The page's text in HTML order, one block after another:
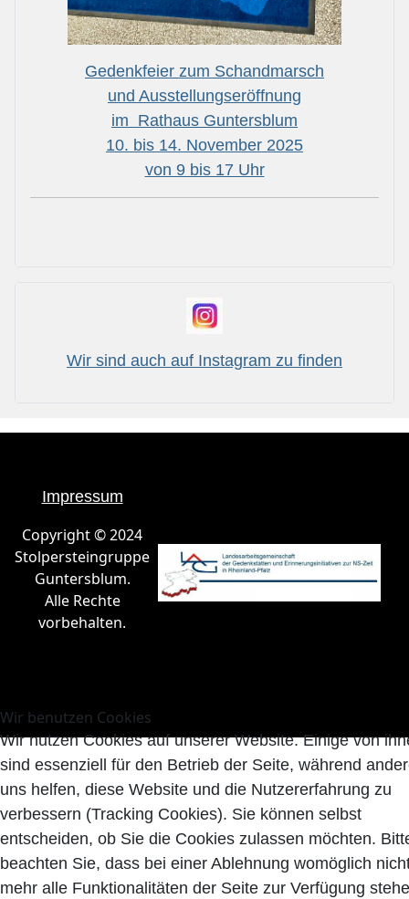
Gedenkfeier zum Schandmarsch
und Ausstellungseröffnung
im Rathaus Guntersblum
10. bis 14. November 2025
von 9 bis 17 Uhr
Wir sind auch auf Instagram zu finden
Impressum
Copyright © 2024
Stolpersteingruppe
Guntersblum.
Alle Rechte
vorbehalten.
Wir benutzen Cookies
Wir nutzen Cookies auf unserer Website. Einige von
sind essenziell für den Betrieb der Seite, während
uns helfen, diese Website und die Nutzererfahrung zu
verbessern (Tracking Cookies). Sie können selbst
entscheiden, ob Sie die Cookies zulassen möchten.
beachten Sie, dass bei einer Ablehnung womöglich
mehr alle Funktionalitäten der Seite zur Verfügung